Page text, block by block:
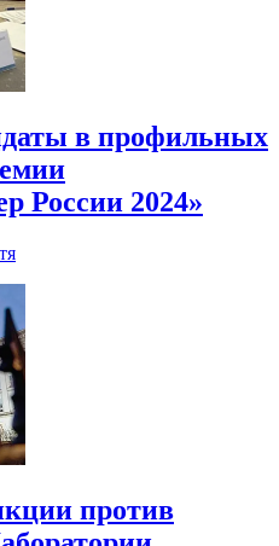
в профильных
России 2024»
против